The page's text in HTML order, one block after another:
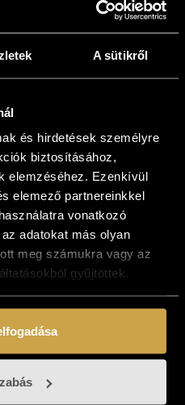
A sütikről
és hirdetések személyre
biztosításához,
elemzéséhez. Ezenkívül
elemező partnereinkkel
vonatkozó
adatokat más olyan
meg számukra vagy az
gyűjtöttek.
Ludvig Zoltán -
Balaton III (20x20
cm)
87 000Ft
Kosárba teszem